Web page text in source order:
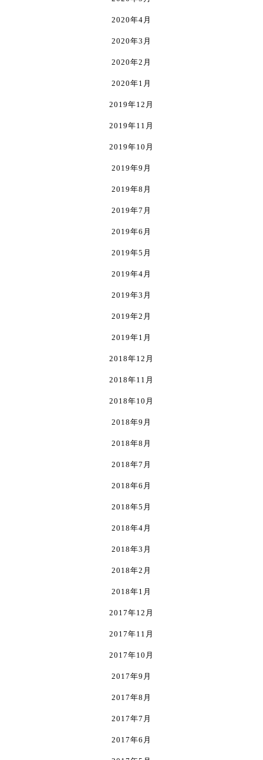
2020年4月
2020年3月
2020年2月
2020年1月
2019年12月
2019年11月
2019年10月
2019年9月
2019年8月
2019年7月
2019年6月
2019年5月
2019年4月
2019年3月
2019年2月
2019年1月
2018年12月
2018年11月
2018年10月
2018年9月
2018年8月
2018年7月
2018年6月
2018年5月
2018年4月
2018年3月
2018年2月
2018年1月
2017年12月
2017年11月
2017年10月
2017年9月
2017年8月
2017年7月
2017年6月